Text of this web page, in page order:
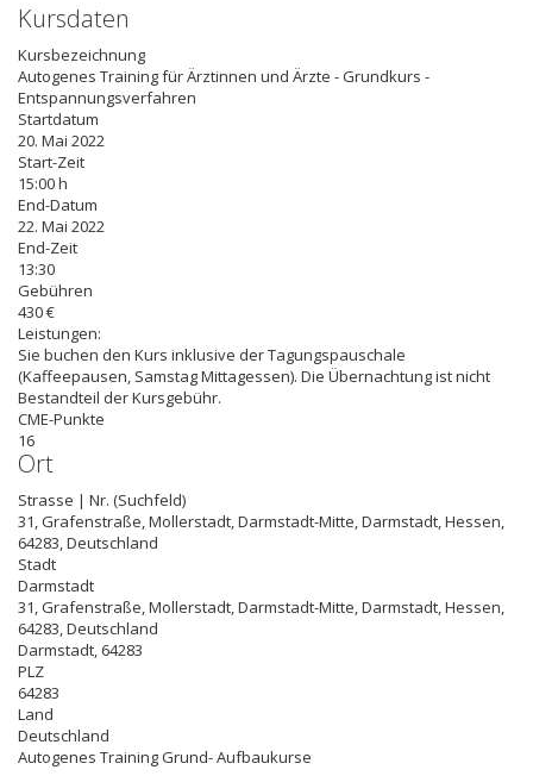
Kursdaten
Kursbezeichnung
Autogenes Training für Ärztinnen und Ärzte - Grundkurs -
Entspannungsverfahren
Startdatum
20. Mai 2022
Start-Zeit
15:00 h
End-Datum
22. Mai 2022
End-Zeit
13:30
Gebühren
430 €
Leistungen:
Sie buchen den Kurs inklusive der Tagungspauschale
(Kaffeepausen, Samstag Mittagessen). Die Übernachtung ist nicht
Bestandteil der Kursgebühr.
CME-Punkte
16
Ort
Strasse | Nr. (Suchfeld)
31, Grafenstraße, Mollerstadt, Darmstadt-Mitte, Darmstadt, Hessen,
64283, Deutschland
Stadt
Darmstadt
31, Grafenstraße, Mollerstadt, Darmstadt-Mitte, Darmstadt, Hessen,
64283, Deutschland
Darmstadt, 64283
PLZ
64283
Land
Deutschland
Autogenes Training Grund- Aufbaukurse